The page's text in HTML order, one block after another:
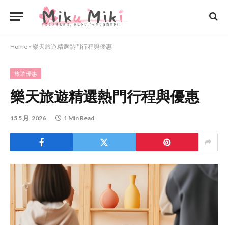
Home » 樂天旅遊精選熱門行程與優惠
旅遊優惠
樂天旅遊精選熱門行程與優惠
15 5 月, 2026 1 Min Read